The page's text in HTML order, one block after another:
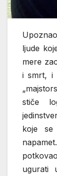
ljude
mere
i smrt, i
stiče
koje se
ugurati